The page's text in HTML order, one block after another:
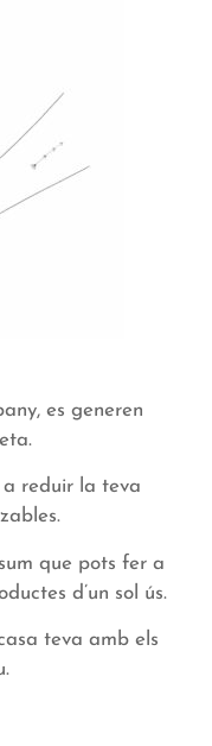
es generen
a reduir la teva
que pots fer a
d’un sol ús.
teva amb els